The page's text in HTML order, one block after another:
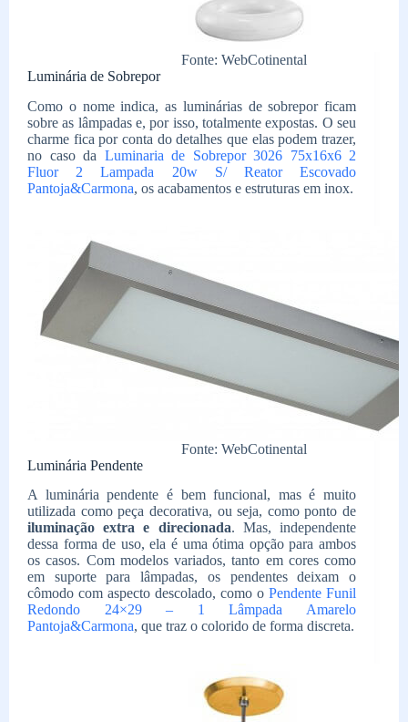
Fonte: WebCotinental
Luminária de Sobrepor
Como o nome indica, as luminárias de sobrepor ficam
sobre as lâmpadas e, por isso, totalmente expostas. O seu
charme fica por conta do detalhes que elas podem trazer,
no caso da Luminaria de Sobrepor 3026 75x16x6 2
Fluor 2 Lampada 20w S/ Reator Escovado
Pantoja&Carmona, os acabamentos e estruturas em inox.
Fonte: WebCotinental
Luminária Pendente
A luminária pendente é bem funcional, mas é muito
utilizada como peça decorativa, ou seja, como ponto de
iluminação extra e direcionada. Mas, independente
dessa forma de uso, ela é uma ótima opção para ambos
os casos. Com modelos variados, tanto em cores como
em suporte para lâmpadas, os pendentes deixam o
cômodo com aspecto descolado, como oPendente Funil
Redondo 24×29 – 1 Lâmpada Amarelo
Pantoja&Carmona, que traz o colorido de forma discreta.